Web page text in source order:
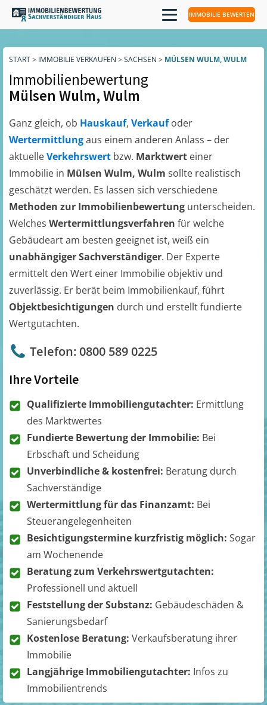
IMMOBILIE BEWERTEN
START> IMMOBILIE VERKAUFEN > SACHSEN > MÜLSEN WULM, WULM
Immobilienbewertung
Mülsen Wulm, Wulm
Ganz gleich, ob Hauskauf, Verkaufoder
Wertermittlungaus einem anderen Anlass – der
aktuelleVerkehrswert bzw. Marktwert einer
Immobilie in Mülsen Wulm, Wulm sollte realistisch
geschätzt werden. Es lassen sich verschiedene
Methoden zur Immobilienbewertung unterscheiden.
Welches Wertermittlungsverfahren für welche
Gebäudeart am besten geeignet ist, weiß ein
unabhängiger Sachverständiger. Der Experte
ermittelt den Wert einer Immobilie objektiv und
zuverlässig. Er berät beim Immobilienkauf, führt
Objektbesichtigungen durch und erstellt fundierte
Wertgutachten.
Telefon: 0800 589 0225
Ihre Vorteile
Qualifizierte Immobiliengutachter: Ermittlung
des Marktwertes
Fundierte Bewertung der Immobilie: Bei
Erbschaft und Scheidung
Unverbindliche & kostenfrei: Beratung durch
Sachverständige
Wertermittlung für das Finanzamt: Bei
Steuerangelegenheiten
Besichtigungstermine kurzfristig möglich: Sogar
am Wochenende
Beratung zum Verkehrswertgutachten:
Professionell und aktuell
Feststellung der Substanz: Gebäudeschäden &
Sanierungsbedarf
Kostenlose Beratung: Verkaufsberatung ihrer
Immobilie
Langjährige Immobiliengutachter: Infos zu
Immobilientrends